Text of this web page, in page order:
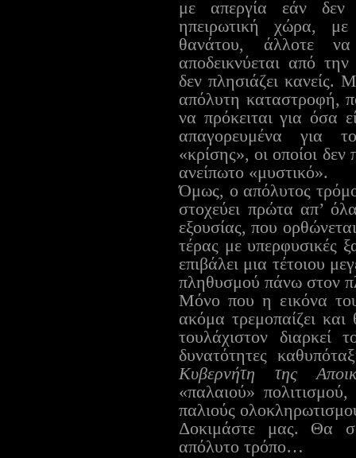
με απεργία εάν
ηπειρωτική χώρα,
θανάτου, άλλοτε
αποδεικνύεται από
δεν πλησιάζει
απόλυτη καταστροφή,
να πρόκειται για όσα
απαγορευμένα για
«κρίσης», οι οποίοι
ανείπωτο «μυστικό».
Όμως, ο απόλυτος
στοχεύει πρώτα απ’
εξουσίας, που
τέρας με υπερφυσικές
επιβάλει μια τέτοιου
πληθυσμού πάνω στον
Μόνο που η εικόνα
ακόμα τρεμοπαίζει και
τουλάχιστον διαρκεί
δυνατότητες
Κυβερνήτη της
«παλαιού»
παλιούς
Δοκιμάστε μας. Θα
απόλυτο τρόπο…